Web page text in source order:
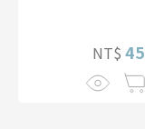
續絕頂升天一個
月(第15話)
NT$ 45